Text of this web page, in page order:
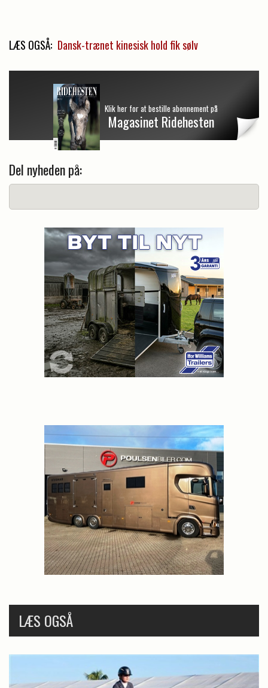
LÆS OGSÅ: Dansk-trænet kinesisk hold fik sølv
Klik her for at bestille abonnement på
Magasinet Ridehesten
Del nyheden på:
LÆS OGSÅ